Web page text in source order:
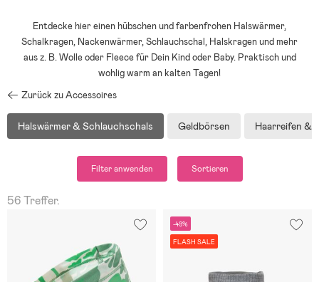
Entdecke hier einen hübschen und farbenfrohen Halswärmer,
Schalkragen, Nackenwärmer, Schlauchschal, Halskragen und mehr
aus z. B. Wolle oder Fleece für Dein Kind oder Baby. Praktisch und
wohlig warm an kalten Tagen!
Zurück zu Accessoires
Halswärmer & Schlauchschals Geldbörsen Haarreifen &
Filter anwenden Sortieren
56 Treffer.
-49%
FLASH SALE